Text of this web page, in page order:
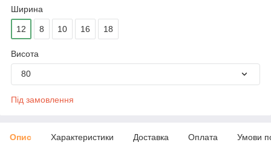
Ширина
12 8 10 16 18
Висота
80
Під замовлення
Опис Характеристики Доставка Оплата Умови